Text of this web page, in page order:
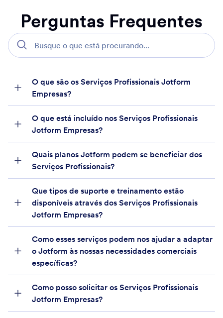
Perguntas Frequentes
O que são os Serviços Profissionais Jotform
Empresas?
O que está incluído nos Serviços Profissionais
Jotform Empresas?
Quais planos Jotform podem se beneficiar dos
Serviços Profissionais?
Que tipos de suporte e treinamento estão
disponíveis através dos Serviços Profissionais
Jotform Empresas?
Como esses serviços podem nos ajudar a adaptar
o Jotform às nossas necessidades comerciais
específicas?
Como posso solicitar os Serviços Profissionais
Jotform Empresas?